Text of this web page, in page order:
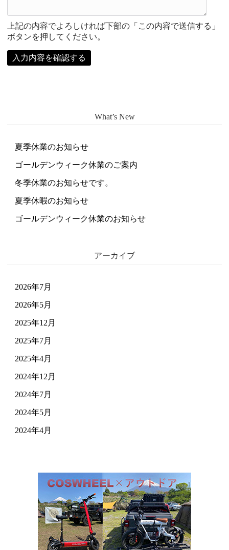
上記の内容でよろしければ下部の「この内容で送信する」
ボタンを押してください。
What’s New
夏季休業のお知らせ
ゴールデンウィーク休業のご案内
冬季休業のお知らせです。
夏季休暇のお知らせ
ゴールデンウィーク休業のお知らせ
アーカイブ
2026年7月
2026年5月
2025年12月
2025年7月
2025年4月
2024年12月
2024年7月
2024年5月
2024年4月